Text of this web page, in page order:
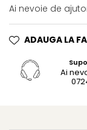
Ai nevoie de
ADAUGA LA
Ai